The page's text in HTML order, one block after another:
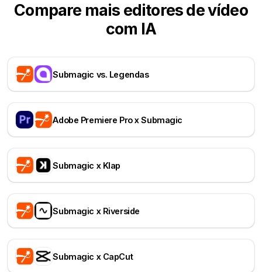
Compare mais editores de vídeo
com IA
Submagic vs. Legendas
Adobe Premiere Pro x Submagic
Submagic x Klap
Submagic x Riverside
Submagic x CapCut